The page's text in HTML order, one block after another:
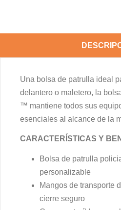
Una bolsa de patrulla ideal
delantero o maletero, la
™ mantiene todos sus
esenciales al alcance de la
CARACTERÍSTICAS Y
Bolsa de patrulla
personalizable
Mangos de transporte
cierre seguro